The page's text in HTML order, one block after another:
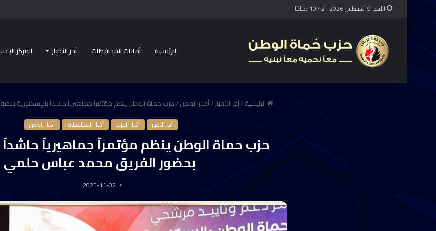
الأحد, 9 أغسطس 2026 | 10:42 صباحًا
الرئيسية أمانات المحافظات آخر الأخبار المركز
الرئيسية/آخر الأخبار/أخبار الوطن/حزب حماة الوطن ينظم مؤتمراً جماهيرياً حاشداً بالإسكندرية
آخر الأخبار أخبار الحزب أخبار المحافظات أخبار الوطن
حزب حماة الوطن ينظم مؤتمراً جماهيرياً حاشداً
بحضور الفريق محمد عباس حلمي
2025-11-02